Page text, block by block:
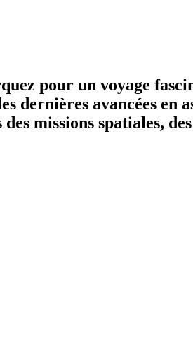
pour un voyage
dernières avancées en
missions spatiales,